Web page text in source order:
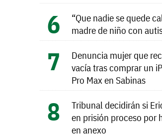
“Que nadie se quede
madre de niño con
Denuncia mujer que
vacía tras comprar un
Pro Max en Sabinas
Tribunal decidirán si
en prisión proceso por
en anexo